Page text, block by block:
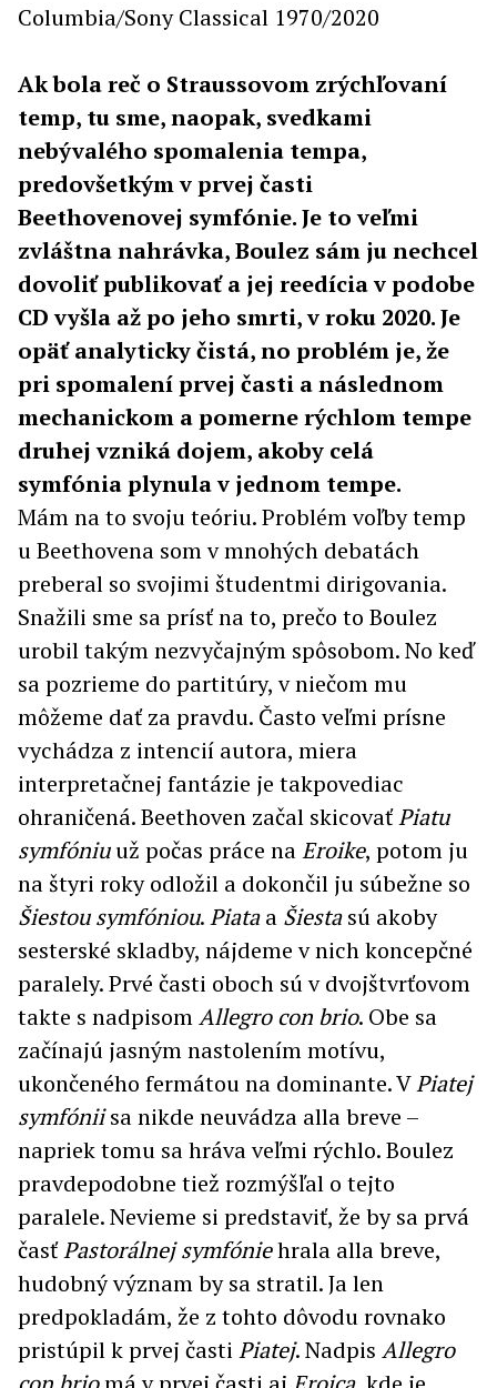
Columbia/Sony Classical 1970/2020
Ak bola reč o Straussovom zrýchľovaní
temp, tu sme, naopak, svedkami
nebývalého spomalenia tempa,
predovšetkým v prvej časti
Beethovenovej symfónie. Je to veľmi
zvláštna nahrávka, Boulez sám ju nechcel
dovoliť publikovať a jej reedícia v podobe
CD vyšla až po jeho smrti, v roku 2020. Je
opäť analyticky čistá, no problém je, že
pri spomalení prvej časti a následnom
mechanickom a pomerne rýchlom tempe
druhej vzniká dojem, akoby celá
symfónia plynula v jednom tempe.
Mám na to svoju teóriu. Problém voľby temp
u Beethovena som v mnohých debatách
preberal so svojimi študentmi dirigovania.
Snažili sme sa prísť na to, prečo to Boulez
urobil takým nezvyčajným spôsobom. No keď
sa pozrieme do partitúry, v niečom mu
môžeme dať za pravdu. Často veľmi prísne
vychádza z intencií autora, miera
interpretačnej fantázie je takpovediac
ohraničená. Beethoven začal skicovaťPiatu
symfóniuuž počas práce naEroike, potom ju
na štyri roky odložil a dokončil ju súbežne so
Šiestou symfóniou.Piataa Šiestasú akoby
sesterské skladby, nájdeme v nich koncepčné
paralely. Prvé časti oboch sú v dvojštvrťovom
takte s nadpisomAllegro con brio. Obe sa
začínajú jasným nastolením motívu,
ukončeného fermátou na dominante. VPiatej
symfóniisa nikde neuvádza alla breve –
napriek tomu sa hráva veľmi rýchlo. Boulez
pravdepodobne tiež rozmýšľal o tejto
paralele. Nevieme si predstaviť, že by sa prvá
časťPastorálnej symfóniehrala alla breve,
hudobný význam by sa stratil. Ja len
predpokladám, že z tohto dôvodu rovnako
pristúpil k prvej časti Piatej. Nadpis Allegro